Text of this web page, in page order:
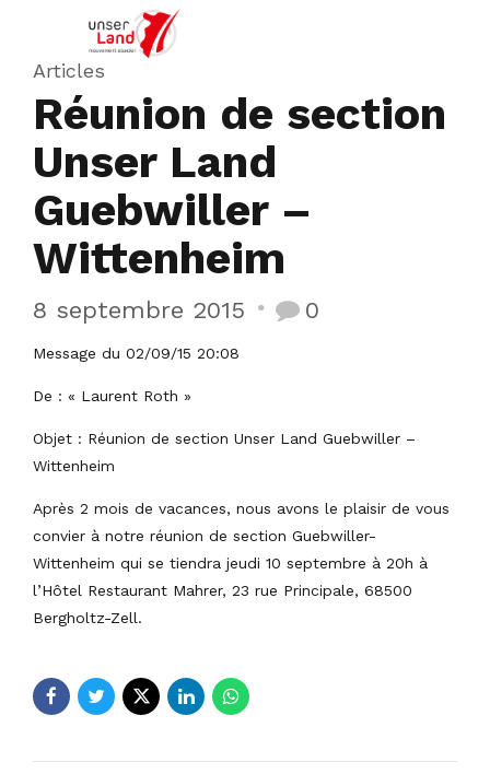
Articles
Réunion de section
Unser Land
Guebwiller –
Wittenheim
8 septembre 2015 0
Message du 02/09/15 20:08
De : « Laurent Roth »
Objet : Réunion de section Unser Land Guebwiller –
Wittenheim
Après 2 mois de vacances, nous avons le plaisir de vous
convier à notre réunion de section Guebwiller-
Wittenheim qui se tiendra jeudi 10 septembre à 20h à
l’Hôtel Restaurant Mahrer, 23 rue Principale, 68500
Bergholtz-Zell.